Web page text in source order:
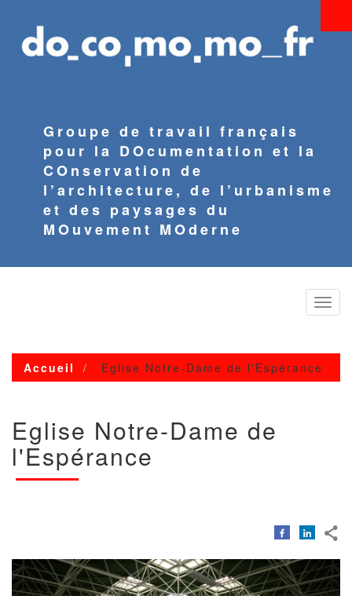
contenu
principal
Groupe de travail français
pour la DOcumentation et la
COnservation de
l’architecture, de l’urbanisme
et des paysages du
MOuvement MOderne
Toggle
Accueil Eglise Notre-Dame de l'Espérance
Eglise Notre-Dame de
l'Espérance
copyright